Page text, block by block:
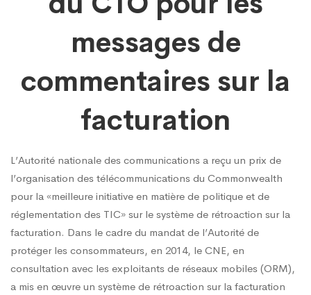
prix
CTO
pour
les
messages de
commentaires sur la
facturation
L’Autorité nationale des communications a reçu un prix de
l’organisation des télécommunications du Commonwealth
pour la «meilleure initiative en matière de politique et de
réglementation des TIC» sur le système de rétroaction sur la
facturation. Dans le cadre du mandat de l’Autorité de
protéger les consommateurs, en 2014, le CNE, en
consultation avec les exploitants de réseaux mobiles (ORM),
a mis en œuvre un système de rétroaction sur la facturation